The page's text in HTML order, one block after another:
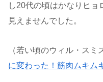
し20代の頃はかなりヒ
見えませんでした。
（若い頃のウィル・ス
に変わった！筋肉ムキム